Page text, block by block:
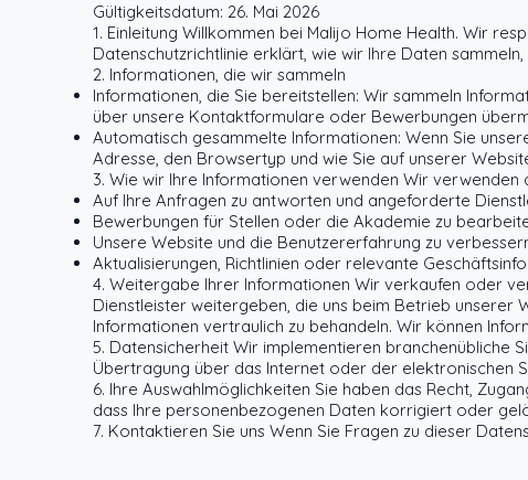
Gültigkeitsdatum: 26. Mai 2026
1. Einleitung Willkommen bei Malijo Home Health. Wir
Datenschutzrichtlinie erklärt, wie wir Ihre Daten
2. Informationen, die wir sammeln
Informationen, die Sie bereitstellen: Wir sammeln
über unsere Kontaktformulare oder Bewerbungen
Automatisch gesammelte Informationen: Wenn Sie
Adresse, den Browsertyp und wie Sie auf unserer
3. Wie wir Ihre Informationen verwenden Wir
Auf Ihre Anfragen zu antworten und angeforderte
Bewerbungen für Stellen oder die Akademie zu
Unsere Website und die Benutzererfahrung zu
Aktualisierungen, Richtlinien oder relevante
4. Weitergabe Ihrer Informationen Wir verkaufen oder
Dienstleister weitergeben, die uns beim Betrieb unserer
Informationen vertraulich zu behandeln. Wir können
5. Datensicherheit Wir implementieren branchenübliche
Übertragung über das Internet oder der elektronischen
6. Ihre Auswahlmöglichkeiten Sie haben das Recht,
dass Ihre personenbezogenen Daten korrigiert oder
7. Kontaktieren Sie uns Wenn Sie Fragen zu dieser